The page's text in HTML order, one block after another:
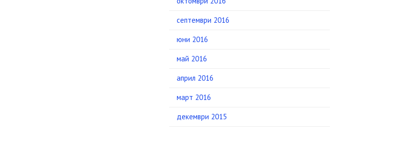
септември 2016
юни 2016
май 2016
април 2016
март 2016
декември 2015